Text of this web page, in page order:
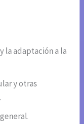
la adaptación a la
y otras